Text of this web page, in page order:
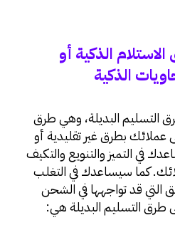
الذكية أو
الذكية
البديلة، وهي طرق
بطرق غير تقليدية أو
في التميز والتنويع والتكيف
كما سيساعدك في التغلب
التي قد تواجهها في الشحن
طرق التسليم البديلة هي: